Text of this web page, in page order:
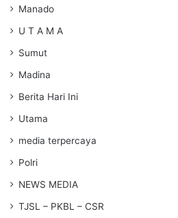
Manado
U T A M A
Sumut
Madina
Berita Hari Ini
Utama
media terpercaya
Polri
NEWS MEDIA
TJSL – PKBL – CSR